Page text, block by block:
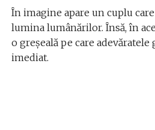
În imagine apare un cuplu
lumina lumânărilor. Însă, în
o greșeală pe care
imediat.